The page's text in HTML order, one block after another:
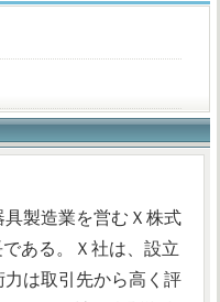
具製造業を営むＸ株式
ある。Ｘ社は、設立
は取引先から高く評